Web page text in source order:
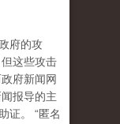
府的攻
这些攻击
府新闻网
报导的主
证。 “匿名